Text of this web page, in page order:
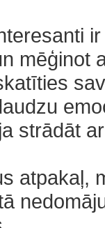
mēģinot
strādāt
atpakaļ,